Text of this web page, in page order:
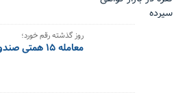
روز گذشته رقم خورد؛
معامله ۱۵ همتی صندوق‌های طلا در بورس کالا